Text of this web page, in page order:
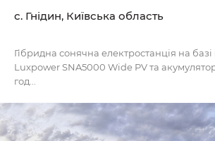
с. Гнідин, Київська область
Гібридна сонячна електростанція на базі
Luxpower SNA5000 Wide PV та
год...